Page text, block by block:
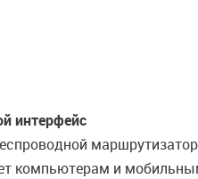
интерфейс
компьютерам и